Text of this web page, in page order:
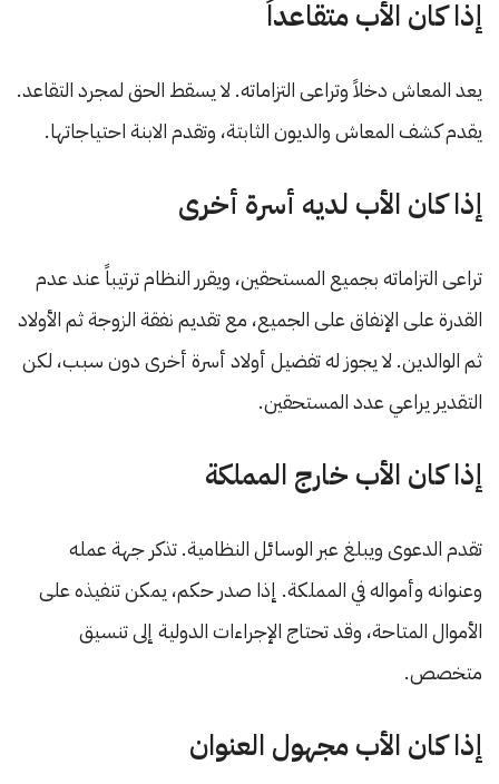
إذا كان الأب متقاعداً
يعد المعاش دخلاً وتراعى التزاماته. لا يسقط الحق لمجرد التقاعد.
يقدم كشف المعاش والديون الثابتة، وتقدم الابنة احتياجاتها.
إذا كان الأب لديه أسرة أخرى
تراعى التزاماته بجميع المستحقين، ويقرر النظام ترتيباً عند عدم
القدرة على الإنفاق على الجميع، مع تقديم نفقة الزوجة ثم الأولاد
ثم الوالدين. لا يجوز له تفضيل أولاد أسرة أخرى دون سبب، لكن
التقدير يراعي عدد المستحقين.
إذا كان الأب خارج المملكة
تقدم الدعوى ويبلغ عبر الوسائل النظامية. تذكر جهة عمله
وعنوانه وأمواله في المملكة. إذا صدر حكم، يمكن تنفيذه على
الأموال المتاحة، وقد تحتاج الإجراءات الدولية إلى تنسيق
متخصص.
إذا كان الأب مجهول العنوان